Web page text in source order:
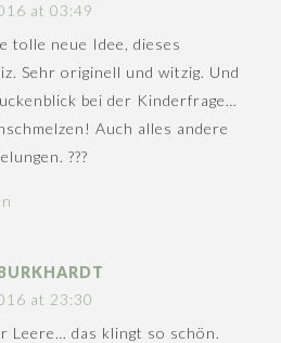
at 03:49
tolle neue Idee, dieses
Sehr originell und witzig. Und
bei der Kinderfrage…
Auch alles andere
???
at 23:30
Leere… das klingt so schön.